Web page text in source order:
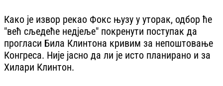
Како је извор рекао Фокс њузу у уторак, одбор ће
"већ сљедеће недјеље" покренути поступак да
прогласи Била Клинтона кривим за непоштовање
Конгреса. Није јасно да ли је исто планирано и за
Хилари Клинтон.